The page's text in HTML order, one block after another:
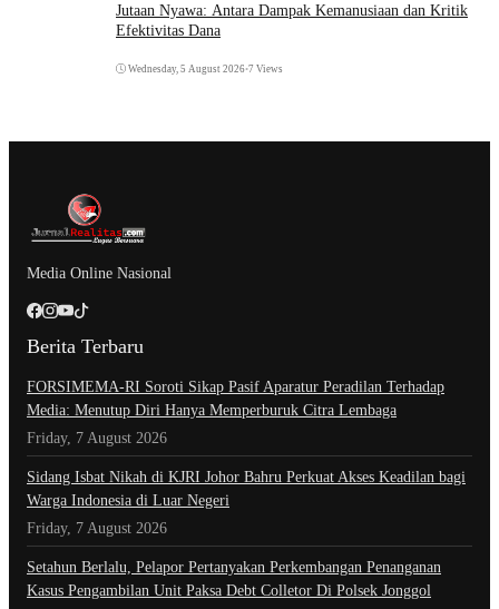
Jutaan Nyawa: Antara Dampak Kemanusiaan dan Kritik
Efektivitas Dana
Wednesday, 5 August 2026•7 Views
Media Online Nasional
Berita Terbaru
​FORSIMEMA-RI Soroti Sikap Pasif Aparatur Peradilan Terhadap
Media: Menutup Diri Hanya Memperburuk Citra Lembaga
Friday, 7 August 2026
Sidang Isbat Nikah di KJRI Johor Bahru Perkuat Akses Keadilan bagi
Warga Indonesia di Luar Negeri
Friday, 7 August 2026
Setahun Berlalu, Pelapor Pertanyakan Perkembangan Penanganan
Kasus Pengambilan Unit Paksa Debt Colletor Di Polsek Jonggol